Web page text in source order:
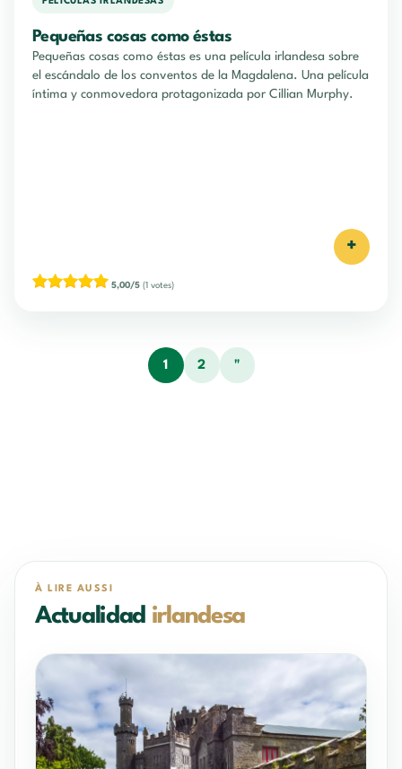
Pequeñas cosas como éstas
Pequeñas cosas como éstas es una película irlandesa sobre
el escándalo de los conventos de la Magdalena. Una película
íntima y conmovedora protagonizada por Cillian Murphy.
+
5,00/5 (1 votes)
1 2 "
À LIRE AUSSI
Actualidad irlandesa